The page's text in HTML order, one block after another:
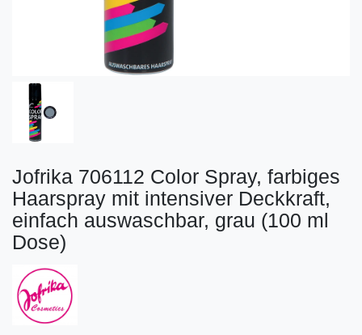
Jofrika 706112 Color Spray, farbiges
Haarspray mit intensiver Deckkraft,
einfach auswaschbar, grau (100 ml
Dose)